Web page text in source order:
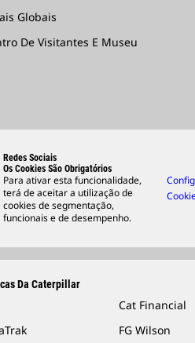
Globais
De Visitantes E Museu
Redes Sociais
Os Cookies São Obrigatórios
Para ativar esta funcionalidade,
terá de aceitar a utilização de
cookies de segmentação,
funcionais e de desempenho.
Da Caterpillar
Cat Financial
FG Wilson